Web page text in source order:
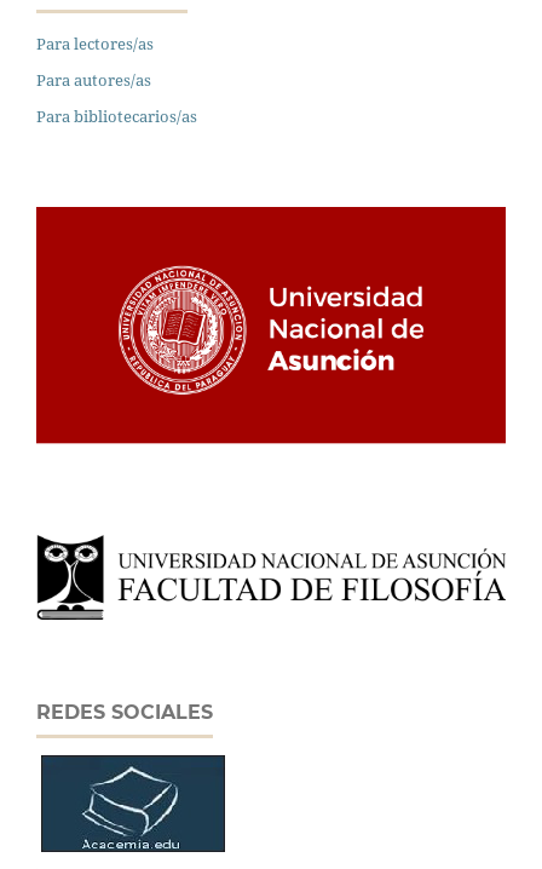
Para lectores/as
Para autores/as
Para bibliotecarios/as
REDES SOCIALES